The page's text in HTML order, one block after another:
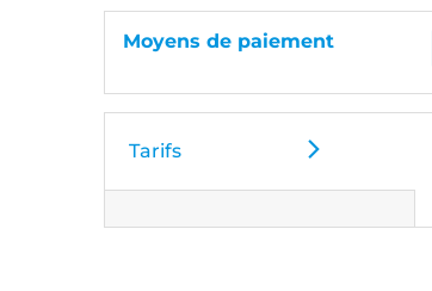
Moyens de paiement
Tarifs